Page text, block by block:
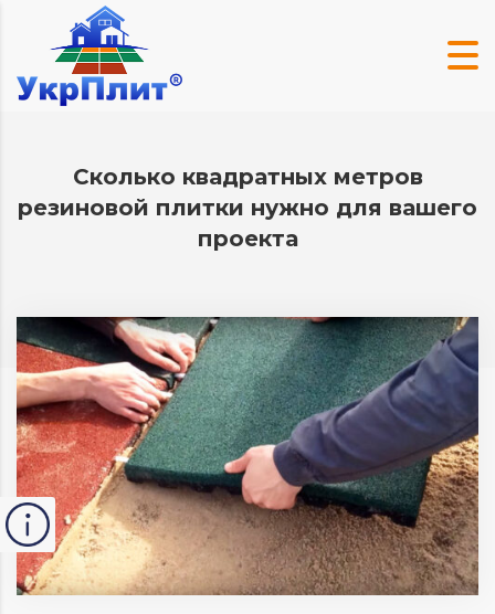
Сколько квадратных метров
резиновой плитки нужно для вашего
проекта